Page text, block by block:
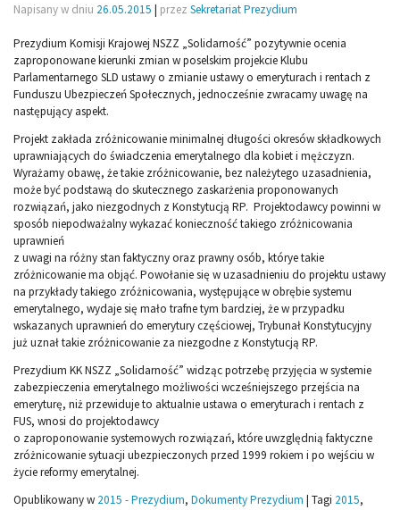
Napisany w dniu 26.05.2015 | przez Sekretariat Prezydium
Prezydium Komisji Krajowej NSZZ „Solidarność” pozytywnie ocenia
zaproponowane kierunki zmian w poselskim projekcie Klubu
Parlamentarnego SLD ustawy o zmianie ustawy o emeryturach i rentach z
Funduszu Ubezpieczeń Społecznych, jednocześnie zwracamy uwagę na
następujący aspekt.
Projekt zakłada zróżnicowanie minimalnej długości okresów składkowych
uprawniających do świadczenia emerytalnego dla kobiet i mężczyzn.
Wyrażamy obawę, że takie zróżnicowanie, bez należytego uzasadnienia,
może być podstawą do skutecznego zaskarżenia proponowanych
rozwiązań, jako niezgodnych z Konstytucją RP. Projektodawcy powinni w
sposób niepodważalny wykazać konieczność takiego zróżnicowania
uprawnień
z uwagi na różny stan faktyczny oraz prawny osób, którye takie
zróżnicowanie ma objąć. Powołanie się w uzasadnieniu do projektu ustawy
na przykłady takiego zróżnicowania, występujące w obrębie systemu
emerytalnego, wydaje się mało trafne tym bardziej, że w przypadku
wskazanych uprawnień do emerytury częściowej, Trybunał Konstytucyjny
już uznał takie zróżnicowanie za niezgodne z Konstytucją RP.
Prezydium KK NSZZ „Solidarność” widząc potrzebę przyjęcia w systemie
zabezpieczenia emerytalnego możliwości wcześniejszego przejścia na
emeryturę, niż przewiduje to aktualnie ustawa o emeryturach i rentach z
FUS, wnosi do projektodawcy
o zaproponowanie systemowych rozwiązań, które uwzględnią faktyczne
zróżnicowanie sytuacji ubezpieczonych przed 1999 rokiem i po wejściu w
życie reformy emerytalnej.
Opublikowany w 2015 - Prezydium, Dokumenty Prezydium | Tagi 2015,